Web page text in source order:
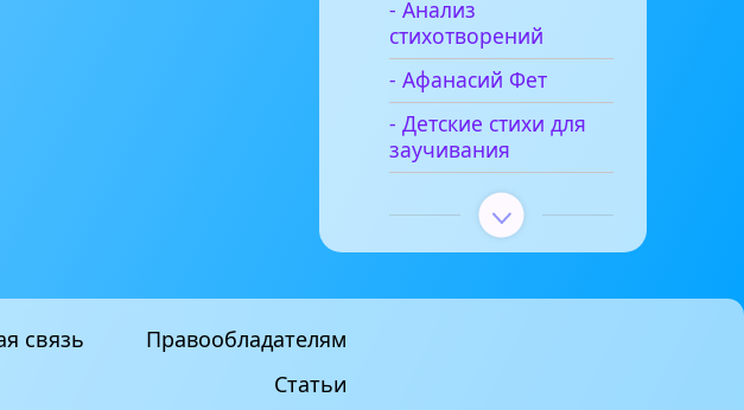
- Анализ
стихотворений
- Афанасий Фет
- Детские стихи для
заучивания
связь
Правообладателям
Статьи